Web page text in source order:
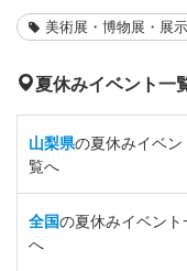
美術展・博物展・展
夏休みイベント一
山梨県の夏休みイベン
覧へ
全国の夏休みイベント
へ